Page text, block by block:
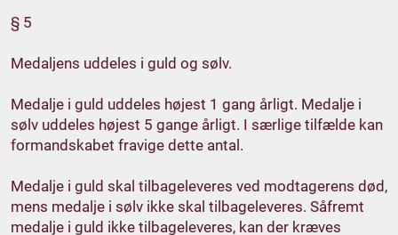
§ 5
Medaljens uddeles i guld og sølv.
Medalje i guld uddeles højest 1 gang årligt. Medalje i
sølv uddeles højest 5 gange årligt. I særlige tilfælde kan
formandskabet fravige dette antal.
Medalje i guld skal tilbageleveres ved modtagerens død,
mens medalje i sølv ikke skal tilbageleveres. Såfremt
medalje i guld ikke tilbageleveres, kan der kræves